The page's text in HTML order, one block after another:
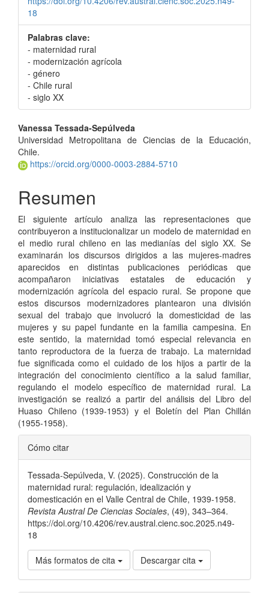
18
Palabras clave:
- maternidad rural
- modernización agrícola
- género
- Chile rural
- siglo XX
Contenido
principal
del
artículo
Vanessa Tessada-Sepúlveda
Universidad Metropolitana de Ciencias de la Educación,
Chile.
https://orcid.org/0000-0003-2884-5710
Resumen
El siguiente artículo analiza las representaciones que
contribuyeron a institucionalizar un modelo de maternidad en
el medio rural chileno en las medianías del siglo XX. Se
examinarán los discursos dirigidos a las mujeres-madres
aparecidos en distintas publicaciones periódicas que
acompañaron iniciativas estatales de educación y
modernización agrícola del espacio rural. Se propone que
estos discursos modernizadores plantearon una división
sexual del trabajo que involucró la domesticidad de las
mujeres y su papel fundante en la familia campesina. En
este sentido, la maternidad tomó especial relevancia en
tanto reproductora de la fuerza de trabajo. La maternidad
fue significada como el cuidado de los hijos a partir de la
integración del conocimiento científico a la salud familiar,
regulando el modelo específico de maternidad rural. La
investigación se realizó a partir del análisis del Libro del
Huaso Chileno (1939-1953) y el Boletín del Plan Chillán
(1955-1958).
Detalles
del
artículo
Cómo citar
Tessada-Sepúlveda, V. (2025). Construcción de la
maternidad rural: regulación, idealización y
domesticación en el Valle Central de Chile, 1939-1958.
Revista Austral De Ciencias Sociales, (49), 343–364.
https://doi.org/10.4206/rev.austral.cienc.soc.2025.n49-
18
Más formatos de cita Descargar cita